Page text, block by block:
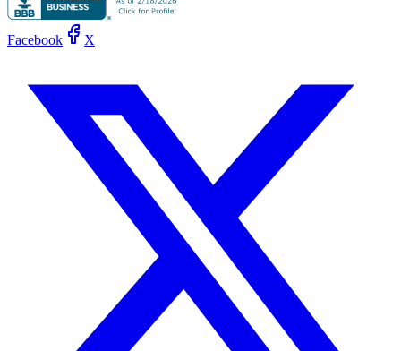
Facebook X